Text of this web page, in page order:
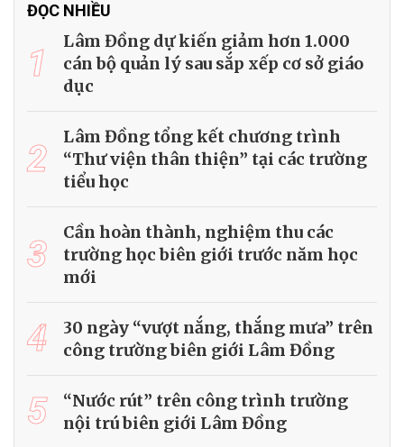
ĐỌC NHIỀU
1
Lâm Đồng dự kiến giảm hơn 1.000
cán bộ quản lý sau sắp xếp cơ sở giáo
dục
2
Lâm Đồng tổng kết chương trình
“Thư viện thân thiện” tại các trường
tiểu học
3
Cần hoàn thành, nghiệm thu các
trường học biên giới trước năm học
mới
4
30 ngày “vượt nắng, thắng mưa” trên
công trường biên giới Lâm Đồng
5
“Nước rút” trên công trình trường
nội trú biên giới Lâm Đồng